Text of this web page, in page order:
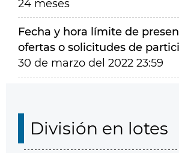
24 meses
Fecha y hora límite de
ofertas o solicitudes de
30 de marzo del 2022 23:59
División en lotes